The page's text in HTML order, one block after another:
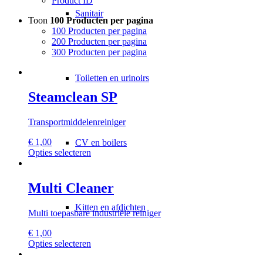
Sanitair
Toiletten en urinoirs
CV en boilers
Kitten en afdichten
Toon 100 Producten per pagina
100 Producten per pagina
200 Producten per pagina
300 Producten per pagina
Steamclean SP
Transportmiddelenreiniger
€ 1,00
Opties selecteren
variaties.
Deze
optie
worden
Multi Cleaner
Multi toepasbare industriële reiniger
€ 1,00
Opties selecteren